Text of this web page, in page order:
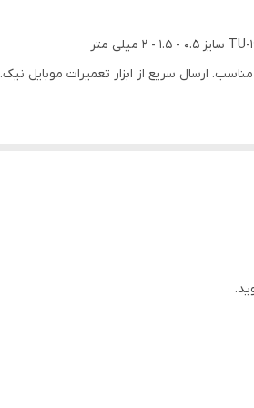
ارسال سریع از ابزار تعمیرات موبایل نیک.